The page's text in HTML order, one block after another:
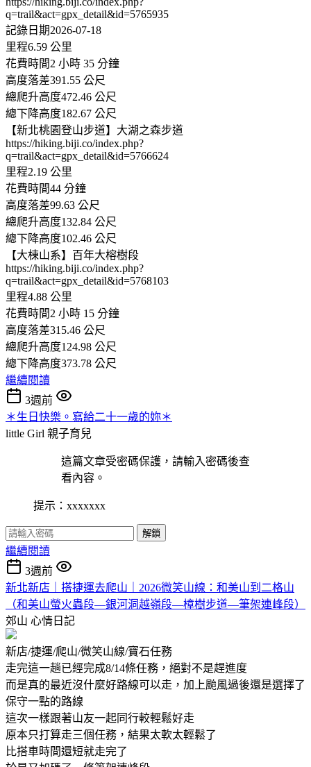
q=trail&act=gpx_detail&id=5765935
記錄日期2026-07-18
里程6.59 公里
花費時間2 小時 35 分鐘
高度落差391.55 公尺
總爬升高度472.46 公尺
總下降高度182.67 公尺
【新北桃園登山步道】大湖之森步道
https://hiking.biji.co/index.php?
q=trail&act=gpx_detail&id=5766624
里程2.19 公里
花費時間44 分鐘
高度落差99.63 公尺
總爬升高度132.84 公尺
總下降高度102.46 公尺
【大棟山系】百年大榕樹段
https://hiking.biji.co/index.php?
q=trail&act=gpx_detail&id=5768103
里程4.88 公里
花費時間2 小時 15 分鐘
高度落差315.46 公尺
總爬升高度124.98 公尺
總下降高度373.78 公尺
繼續閱讀
3週前
＊生日快樂。寫給二十一歲的妳＊
little Girl 親子育兒
這篇文章受密碼保護，請輸入密碼後查
看內容。
提示：xxxxxxx
解鎖
繼續閱讀
3週前
新北新店｜搭捷運去爬山｜2026微笑山線：和美山到二格山
（和美山螢火蟲段—銀河洞越嶺段—樟樹步道—筆架連峰段）
郊山 心情日記
新店/捷運/爬山/微笑山線/寶石任務
走完這一趟已經完成8/14條任務，絕對不是趕進度
而是真的最近沒什麼好路線可以走，加上颱風過後還是選擇了
保守一點的路線
這次一樣跟著山友一起同行較輕鬆好走
原本只打算走三個任務，結果太軟太輕鬆了
比搭車時間還短就走完了